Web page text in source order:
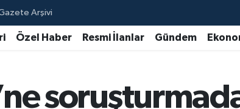
Arşivi
Özel Haber Resmi İlanlar Gündem